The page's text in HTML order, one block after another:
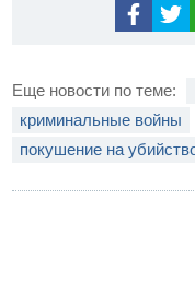
Еще новости по теме:
криминальные войны
покушение на